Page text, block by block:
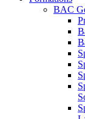
BAC